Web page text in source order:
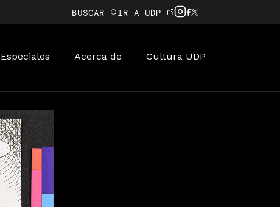
BUSCAR IR A UDP
Especiales Acerca de Cultura UDP